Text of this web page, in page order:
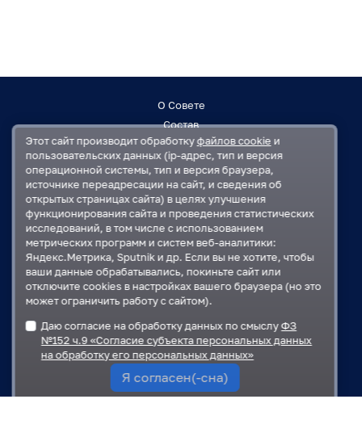
О Совете
Состав
Заседания
Контакты
Регламент
План работ
Решения
Государственная Дума
Московская областная Дума
Администрация Одинцовского городского округа
Этот сайт производит обработкуфайлов cookie и
пользовательских данных (ip-адрес, тип и версия
операционной системы, тип и версия браузера,
источнике переадресации на сайт, и сведения об
открытых страницах сайта) в целях улучшения
функционирования сайта и проведения статистических
исследований, в том числе с использованием
метрических программ и систем веб-аналитики:
Яндекс.Метрика, Sputnik и др. Если вы не хотите, чтобы
ваши данные обрабатывались, покиньте сайт или
отключите cookies в настройках вашего браузера (но это
может ограничить работу с сайтом).
Даю согласие на обработку данных по смыслуФЗ
№152 ч.9 «Согласие субъекта персональных данных
на обработку его персональных данных»
Я согласен(-сна)